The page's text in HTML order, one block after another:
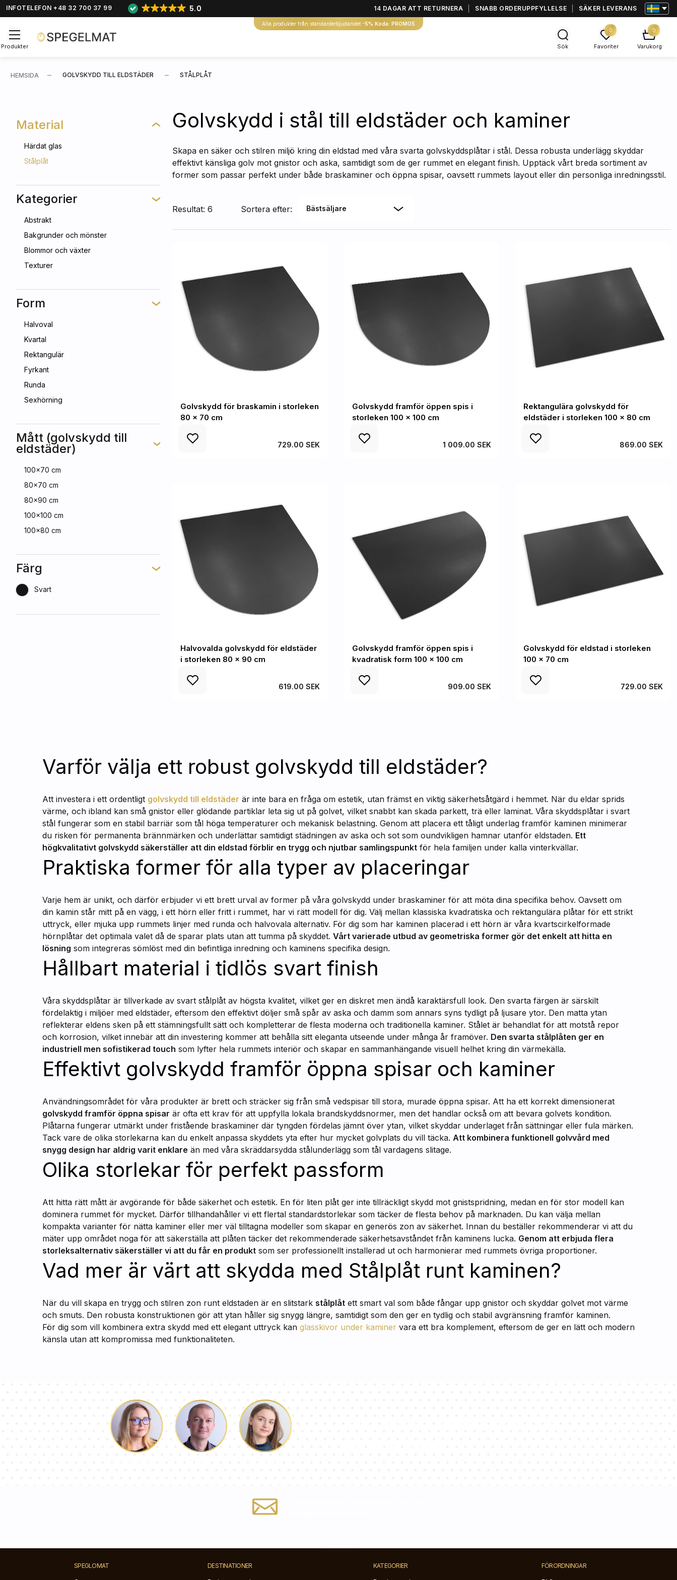
INFOTELEFON +48 32 700 37 99 5.0 14 DAGAR ATT RETURNERA SNABB ORDERUPPFYLLELSE SÄKER LEVERANS
Alla produkter från standarderbjudandet -5% Koda: PROMO5
Produkter Sök
0
Favoriter
0
Varukorg
HEMSIDA GOLVSKYDD TILL ELDSTÄDER STÅLPLÅT
Material
Härdat glas
Stålplåt
Kategorier
Abstrakt
Bakgrunder och mönster
Blommor och växter
Texturer
Form
Halvoval
Kvartal
Rektangulär
Fyrkant
Runda
Sexhörning
Mått (golvskydd till
eldstäder)
100x70 cm
80x70 cm
80x90 cm
100x100 cm
100x80 cm
Färg
Svart
Golvskydd i stål till eldstäder och kaminer
Skapa en säker och stilren miljö kring din eldstad med våra svarta golvskyddsplåtar i stål. Dessa robusta underlägg skyddar
effektivt känsliga golv mot gnistor och aska, samtidigt som de ger rummet en elegant finish. Upptäck vårt breda sortiment av
former som passar perfekt under både braskaminer och öppna spisar, oavsett rummets layout eller din personliga inredningsstil.
Resultat: 6 Sortera efter: Bästsäljare
Golvskydd för braskamin i storleken
80 x 70 cm
729.00 SEK
Golvskydd framför öppen spis i
storleken 100 x 100 cm
1 009.00 SEK
Rektangulära golvskydd för
eldstäder i storleken 100 x 80 cm
869.00 SEK
Halvovalda golvskydd för eldstäder
i storleken 80 x 90 cm
619.00 SEK
Golvskydd framför öppen spis i
kvadratisk form 100 x 100 cm
909.00 SEK
Golvskydd för eldstad i storleken
100 x 70 cm
729.00 SEK
Varför välja ett robust golvskydd till eldstäder?
Att investera i ett ordentligt golvskydd till eldstäder är inte bara en fråga om estetik, utan främst en viktig säkerhetsåtgärd i hemmet. När du eldar sprids
värme, och ibland kan små gnistor eller glödande partiklar leta sig ut på golvet, vilket snabbt kan skada parkett, trä eller laminat. Våra skyddsplåtar i svart
stål fungerar som en stabil barriär som tål höga temperaturer och mekanisk belastning. Genom att placera ett tåligt underlag framför kaminen minimerar
du risken för permanenta brännmärken och underlättar samtidigt städningen av aska och sot som oundvikligen hamnar utanför eldstaden. Ett
högkvalitativt golvskydd säkerställer att din eldstad förblir en trygg och njutbar samlingspunkt för hela familjen under kalla vinterkvällar.
Praktiska former för alla typer av placeringar
Varje hem är unikt, och därför erbjuder vi ett brett urval av former på våra golvskydd under braskaminer för att möta dina specifika behov. Oavsett om
din kamin står mitt på en vägg, i ett hörn eller fritt i rummet, har vi rätt modell för dig. Välj mellan klassiska kvadratiska och rektangulära plåtar för ett strikt
uttryck, eller mjuka upp rummets linjer med runda och halvovala alternativ. För dig som har kaminen placerad i ett hörn är våra kvartscirkelformade
hörnplåtar det optimala valet då de sparar plats utan att tumma på skyddet. Vårt varierade utbud av geometriska former gör det enkelt att hitta en
lösning som integreras sömlöst med din befintliga inredning och kaminens specifika design.
Hållbart material i tidlös svart finish
Våra skyddsplåtar är tillverkade av svart stålplåt av högsta kvalitet, vilket ger en diskret men ändå karaktärsfull look. Den svarta färgen är särskilt
fördelaktig i miljöer med eldstäder, eftersom den effektivt döljer små spår av aska och damm som annars syns tydligt på ljusare ytor. Den matta ytan
reflekterar eldens sken på ett stämningsfullt sätt och kompletterar de flesta moderna och traditionella kaminer. Stålet är behandlat för att motstå repor
och korrosion, vilket innebär att din investering kommer att behålla sitt eleganta utseende under många år framöver. Den svarta stålplåten ger en
industriell men sofistikerad touch som lyfter hela rummets interiör och skapar en sammanhängande visuell helhet kring din värmekälla.
Effektivt golvskydd framför öppna spisar och kaminer
Användningsområdet för våra produkter är brett och sträcker sig från små vedspisar till stora, murade öppna spisar. Att ha ett korrekt dimensionerat
golvskydd framför öppna spisar är ofta ett krav för att uppfylla lokala brandskyddsnormer, men det handlar också om att bevara golvets kondition.
Plåtarna fungerar utmärkt under fristående braskaminer där tyngden fördelas jämnt över ytan, vilket skyddar underlaget från sättningar eller fula märken.
Tack vare de olika storlekarna kan du enkelt anpassa skyddets yta efter hur mycket golvplats du vill täcka. Att kombinera funktionell golvvård med
snygg design har aldrig varit enklare än med våra skräddarsydda stålunderlägg som tål vardagens slitage.
Olika storlekar för perfekt passform
Att hitta rätt mått är avgörande för både säkerhet och estetik. En för liten plåt ger inte tillräckligt skydd mot gnistspridning, medan en för stor modell kan
dominera rummet för mycket. Därför tillhandahåller vi ett flertal standardstorlekar som täcker de flesta behov på marknaden. Du kan välja mellan
kompakta varianter för nätta kaminer eller mer väl tilltagna modeller som skapar en generös zon av säkerhet. Innan du beställer rekommenderar vi att du
mäter upp området noga för att säkerställa att plåten täcker det rekommenderade säkerhetsavståndet från kaminens lucka. Genom att erbjuda flera
storleksalternativ säkerställer vi att du får en produkt som ser professionellt installerad ut och harmonierar med rummets övriga proportioner.
Vad mer är värt att skydda med Stålplåt runt kaminen?
När du vill skapa en trygg och stilren zon runt eldstaden är en slitstark stålplåt ett smart val som både fångar upp gnistor och skyddar golvet mot värme
och smuts. Den robusta konstruktionen gör att ytan håller sig snygg längre, samtidigt som den ger en tydlig och stabil avgränsning framför kaminen.
För dig som vill kombinera extra skydd med ett elegant uttryck kan glasskivor under kaminer vara ett bra komplement, eftersom de ger en lätt och modern
känsla utan att kompromissa med funktionaliteten.
SPEGLOMAT DESTINATIONER KATEGORIER FÖRORDNINGAR